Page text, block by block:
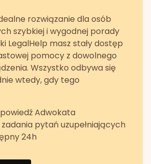
rozwiązanie dla osób
szybkiej i wygodnej porady
LegalHelp masz stały dostęp
pomocy z dowolnego
Wszystko odbywa się
wtedy, gdy tego
Adwokata
pytań uzupełniających
24h